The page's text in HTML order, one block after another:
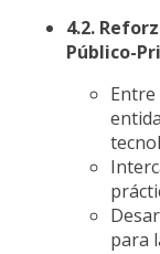
4.2.
Público-
para